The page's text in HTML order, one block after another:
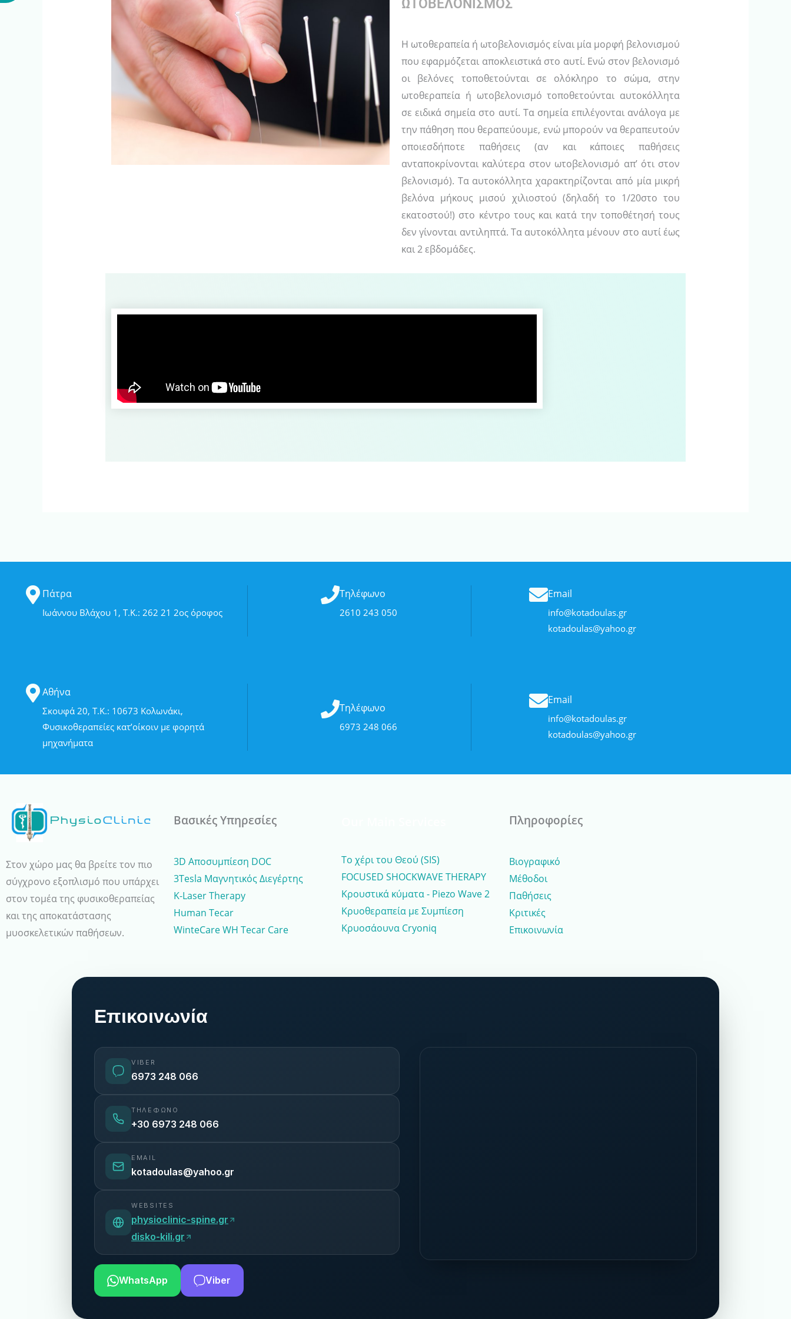
ΩΤΟΒΕΛΟΝΙΣΜΟΣ
Η ωτοθεραπεία ή ωτοβελονισμός είναι μία μορφή βελονισμού
που εφαρμόζεται αποκλειστικά στο αυτί. Ενώ στον βελονισμό
οι βελόνες τοποθετούνται σε ολόκληρο το σώμα, στην
ωτοθεραπεία ή ωτοβελονισμό τοποθετούνται αυτοκόλλητα
σε ειδικά σημεία στο αυτί. Τα σημεία επιλέγονται ανάλογα με
την πάθηση που θεραπεύουμε, ενώ μπορούν να θεραπευτούν
οποιεσδήποτε παθήσεις (αν και κάποιες παθήσεις
ανταποκρίνονται καλύτερα στον ωτοβελονισμό απ’ ότι στον
βελονισμό). Τα αυτοκόλλητα χαρακτηρίζονται από μία μικρή
βελόνα μήκους μισού χιλιοστού (δηλαδή το 1/20στο του
εκατοστού!) στο κέντρο τους και κατά την τοποθέτησή τους
δεν γίνονται αντιληπτά. Τα αυτοκόλλητα μένουν στο αυτί έως
και 2 εβδομάδες.
Πάτρα
Ιωάννου Βλάχου 1, Τ.Κ.: 262 21 2ος όροφος
Τηλέφωνο
2610 243 050
Email
info@kotadoulas.gr
kotadoulas@yahoo.gr
Αθήνα
Σκουφά 20, Τ.Κ.: 10673 Κολωνάκι,
Φυσικοθεραπείες κατ’οίκοιν με φορητά
μηχανήματα
Τηλέφωνο
6973 248 066
Email
info@kotadoulas.gr
kotadoulas@yahoo.gr
Στον χώρο μας θα βρείτε τον πιο
σύγχρονο εξοπλισμό που υπάρχει
στον τομέα της φυσικοθεραπείας
και της αποκατάστασης
μυοσκελετικών παθήσεων.
Βασικές Υπηρεσίες
3D Αποσυμπίεση DOC
3Tesla Μαγνητικός Διεγέρτης
K-Laser Therapy
Human Tecar
WinteCare WH Tecar Care
Το χέρι του Θεού (SIS)
FOCUSED SHOCKWAVE THERAPY
Κρουστικά κύματα - Piezo Wave 2
Κρυοθεραπεία με Συμπίεση
Κρυοσάουνα Cryoniq
Πληροφορίες
Βιογραφικό
Μέθοδοι
Παθήσεις
Κριτικές
Επικοινωνία
Επικοινωνία
VIBER
6973 248 066
ΤΗΛΈΦΩΝΟ
+30 6973 248 066
EMAIL
kotadoulas@yahoo.gr
WEBSITES
physioclinic-spine.gr
disko-kili.gr
WhatsApp Viber